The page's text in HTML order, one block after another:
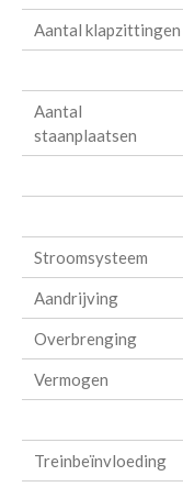
Aantal klapzittingen
Aantal
staanplaatsen
Stroomsysteem
Aandrijving
Overbrenging
Vermogen
Treinbeïnvloeding